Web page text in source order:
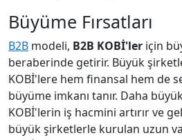
Büyüme Fırsatları
B2B modeli, B2B KOBİ'ler için
beraberinde getirir. Büyük
KOBİ'lere hem finansal hem de
büyüme imkanı tanır. Daha
KOBİ'lerin iş hacmini artırır ve
büyük şirketlerle kurulan uzun